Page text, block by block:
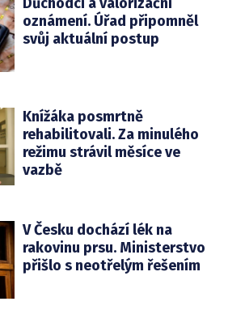
oznámení. Úřad připomněl
svůj aktuální postup
Knížáka posmrtně
rehabilitovali. Za minulého
režimu strávil měsíce ve
vazbě
V Česku dochází lék na
rakovinu prsu. Ministerstvo
přišlo s neotřelým řešením